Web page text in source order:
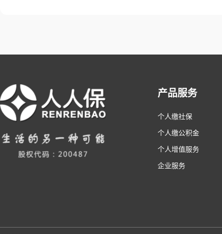
产品服务
个人缴社保
个人缴公积金
个人增值服务
企业服务